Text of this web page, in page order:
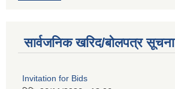
सार्वजनिक खरिद/बोलपत्र सूचना
Invitation for Bids